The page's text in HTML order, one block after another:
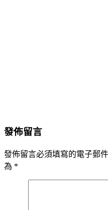
發佈留言
發佈留言必須填寫的電子郵
為 *